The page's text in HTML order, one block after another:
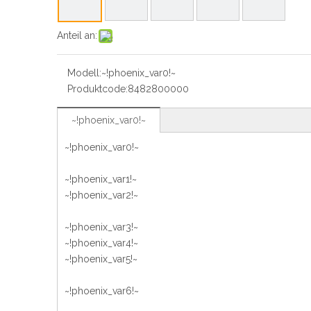
Anteil an:
Modell:~!phoenix_var0!~
Produktcode:8482800000
~!phoenix_var0!~
~!phoenix_var0!~
~!phoenix_var1!~
~!phoenix_var2!~
~!phoenix_var3!~
~!phoenix_var4!~
~!phoenix_var5!~
~!phoenix_var6!~